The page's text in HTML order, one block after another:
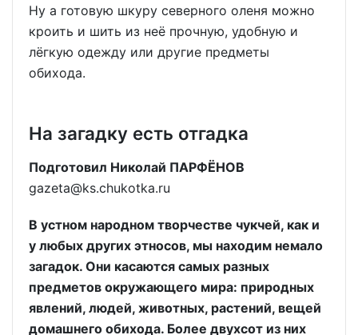
Ну а готовую шкуру северного оленя можно
кроить и шить из неё прочную, удобную и
лёгкую одежду или другие предметы
обихода.
На загадку есть отгадка
Подготовил Николай ПАРФЁНОВ
gazeta@ks.chukotka.ru
В устном народном творчестве чукчей, как и
у любых других этносов, мы находим немало
загадок. Они касаются самых разных
предметов окружающего мира: природных
явлений, людей, животных, растений, вещей
домашнего обихода. Более двухсот из них